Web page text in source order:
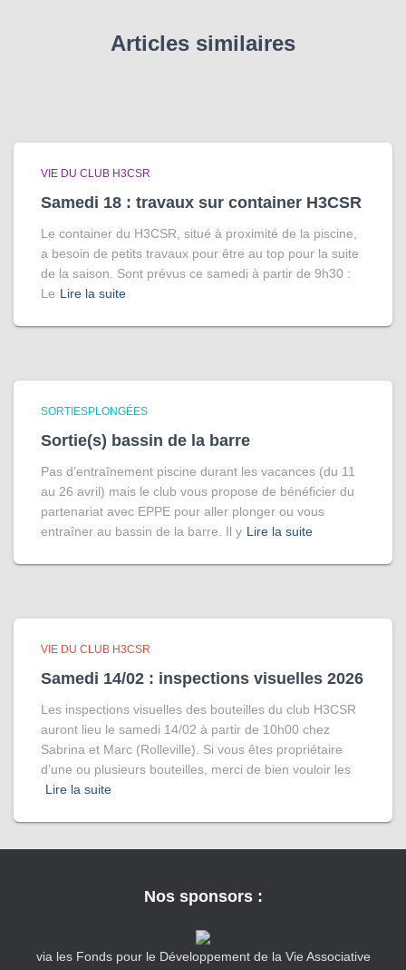
Articles similaires
VIE DU CLUB H3CSR
Samedi 18 : travaux sur container H3CSR
Le container du H3CSR, situé à proximité de la piscine,
a besoin de petits travaux pour être au top pour la suite
de la saison. Sont prévus ce samedi à partir de 9h30 :
Le Lire la suite
SORTIESPLONGÉES
Sortie(s) bassin de la barre
Pas d’entraînement piscine durant les vacances (du 11
au 26 avril) mais le club vous propose de bénéficier du
partenariat avec EPPE pour aller plonger ou vous
entraîner au bassin de la barre. Il y Lire la suite
VIE DU CLUB H3CSR
Samedi 14/02 : inspections visuelles 2026
Les inspections visuelles des bouteilles du club H3CSR
auront lieu le samedi 14/02 à partir de 10h00 chez
Sabrina et Marc (Rolleville). Si vous êtes propriétaire
d’une ou plusieurs bouteilles, merci de bien vouloir les
Lire la suite
Nos sponsors :
via les Fonds pour le Développement de la Vie Associative